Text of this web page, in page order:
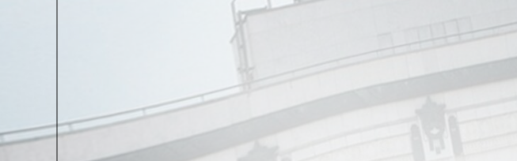
разных городов, не только московские. Там и питерские, и псковские, и
А в каждой бригаде было человек по пятьдесят, наверное?
По-разному, некоторые приходили чтобы «отметиться». Взял себе
всех своя манера, кому-то нужны помощники, кто-то один любит работать —
Ходили друг к другу, смотрели. Ведь к работе приступали по мере готовности
или нижней части ждали своей очереди.